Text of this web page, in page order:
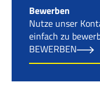
Bewerben
Nutze unser
einfach zu
BEWERBEN